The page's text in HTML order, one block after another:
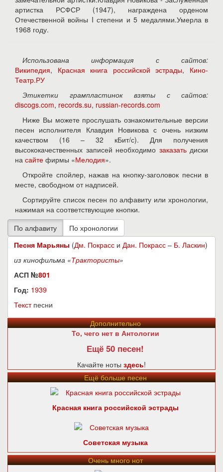
артистка РСФСР (1947), награждена орденом
Отечественной войны I степени и 5 медалями.Умерла в
1968 году.
Использована информация с сайтов:
Википедия, Красная книга российской эстрады, Кино-
Театр.РУ
Этикетки грампластинок взяты с сайтов:
discogs.com, records.su, russian-records.com
Ниже Вы можете прослушать ознакомительные версии
песен исполнителя Клавдия Новикова с очень низким
качеством (16 – 32 кБит/с). Для получения
высококачественных записей необходимо заказатьдиски
на сайте фирмы «Мелодия».
Откройте спойлер, нажав на кнопку-заголовок песни в
месте, свободном от надписей.
Сортируйте список песен по алфавиту или хронологии,
нажимая на соответствующие кнопки.
Песня Марьяны (Дм. Покрасс и Дан. Покрасс – Б. Ласкин)
из кинофильма «Трактористы»
АСП №801
Год: 1939
Текстпесни
Дополнительно
То, чего нет в Антологии
Ещё 50 песен!
Качайте ноты здесь!
Ещё больше песен
Красная книга российской эстрады
Советская музыка
Очень много нот